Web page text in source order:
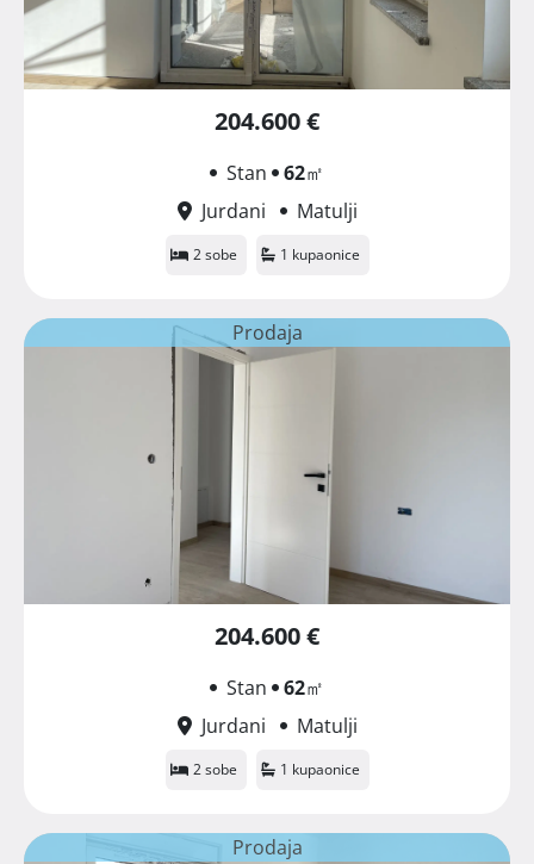
204.600 €
Stan 62㎡
Jurdani
Matulji
2 sobe 1 kupaonice
Prodaja
204.600 €
Stan 62㎡
Jurdani
Matulji
2 sobe 1 kupaonice
Prodaja